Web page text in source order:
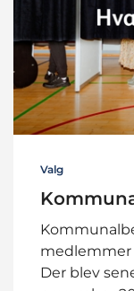
Valg
Der blev